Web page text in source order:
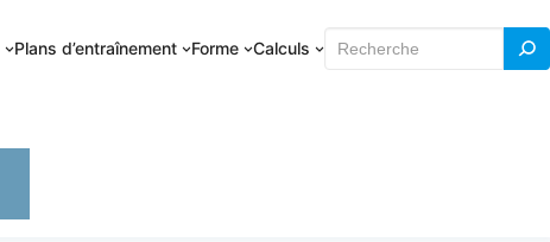
Plans d’entraînement Forme Calculs Rechercher